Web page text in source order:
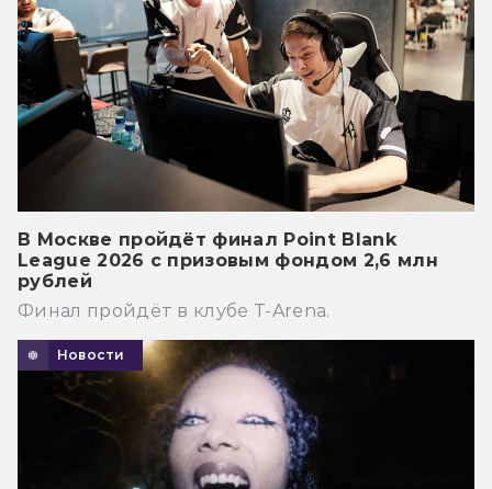
В Москве пройдёт финал Point Blank
League 2026 с призовым фондом 2,6 млн
рублей
Финал пройдёт в клубе T-Arena.
Новости